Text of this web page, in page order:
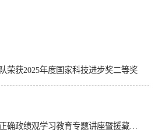
荣获2025年度国家科技进步奖二等奖